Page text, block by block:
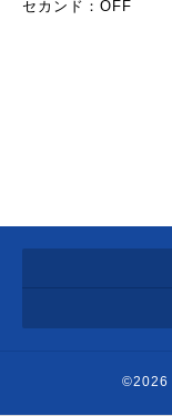
セカンド：OFF
©2026